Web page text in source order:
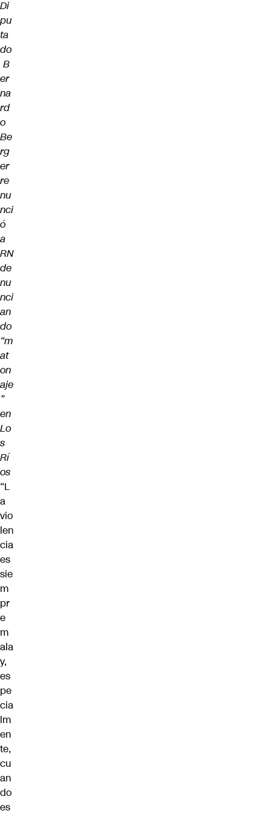
Di
pu
ta
do
B
er
na
rd
o
Be
rg
er
re
nu
nci
ó
a
RN
de
nu
nci
an
do
“m
at
on
aje
”
en
Lo
s
Rí
os
“L
a
vio
len
cia
es
sie
m
pr
e
m
ala
y,
es
pe
cia
lm
en
te,
cu
an
do
es